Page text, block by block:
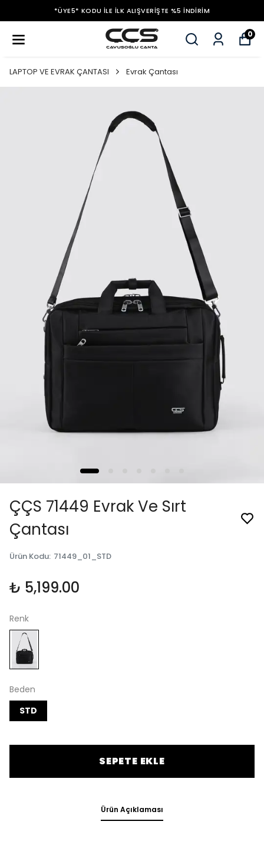
*ÜYE5* KODU ILE İLK ALIŞVERIŞTE %5 İNDIRIM
0
LAPTOP VE EVRAK ÇANTASI Evrak Çantası
ÇÇS 71449 Evrak Ve Sırt
Çantası
Ürün Kodu: 71449_01_STD
₺ 5,199.00
Renk
Beden
STD
SEPETE EKLE
Ürün Açıklaması